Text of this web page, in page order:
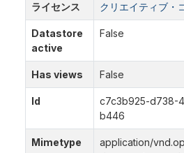
ライセンス クリエイティブ・
Datastore
active
False
Has views False
Id
c7c3b925-d738-
b446
Mimetype
application/